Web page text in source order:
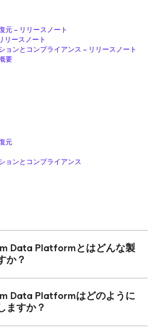
元 – リリースノート
リースノート
ョンとコンプライアンス – リリースノート
要
元
ョンとコンプライアンス
Data Platformとはどんな製
か？
Data Platformはどのように
ますか？